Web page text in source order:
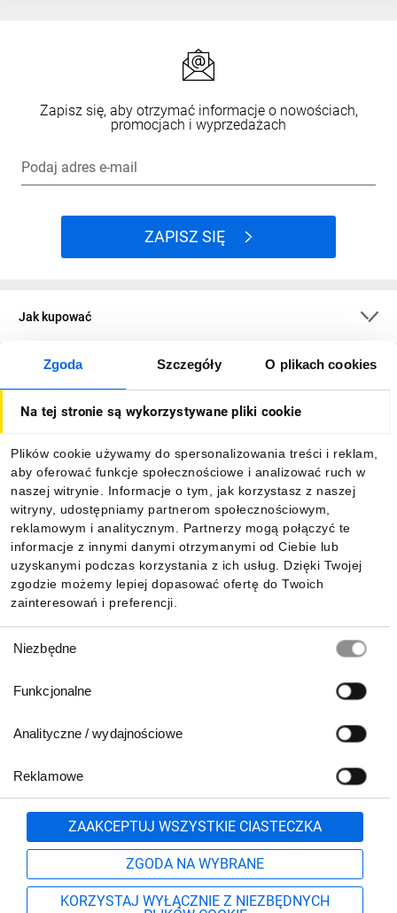
Zgoda Szczegóły O plikach cookies
Na tej stronie są wykorzystywane pliki cookie
Plików cookie używamy do spersonalizowania treści i reklam,
aby oferować funkcje społecznościowe i analizować ruch w
naszej witrynie. Informacje o tym, jak korzystasz z naszej
witryny, udostępniamy partnerom społecznościowym,
reklamowym i analitycznym. Partnerzy mogą połączyć te
informacje z innymi danymi otrzymanymi od Ciebie lub
uzyskanymi podczas korzystania z ich usług. Dzięki Twojej
zgodzie możemy lepiej dopasować ofertę do Twoich
zainteresowań i preferencji.
zgody
Niezbędne
Funkcjonalne
Analityczne / wydajnościowe
Reklamowe
ZAAKCEPTUJ WSZYSTKIE CIASTECZKA
ZGODA NA WYBRANE
KORZYSTAJ WYŁĄCZNIE Z NIEZBĘDNYCH
Zapisz się, aby otrzymać informacje o nowościach,
promocjach i wyprzedażach
Podaj adres e-mail
ZAPISZ SIĘ
Jak kupować
O firmie
Informacje
Pobierz naszą aplikację mobilną:
801 500 700 lub
71 37 61 600
Formularz kontaktowy